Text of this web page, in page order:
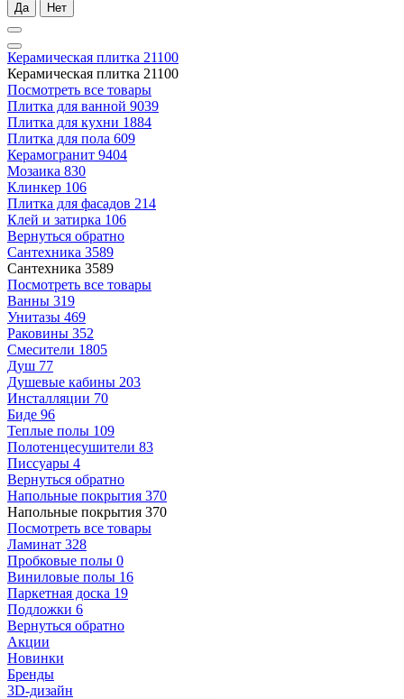
Да Нет
Керамическая плитка 21100
Керамическая плитка 21100
Посмотреть все товары
Плитка для ванной 9039
Плитка для кухни 1884
Плитка для пола 609
Керамогранит 9404
Мозаика 830
Клинкер 106
Плитка для фасадов 214
Клей и затирка 106
Вернуться обратно
Сантехника 3589
Сантехника 3589
Посмотреть все товары
Ванны 319
Унитазы 469
Раковины 352
Смесители 1805
Душ 77
Душевые кабины 203
Инсталляции 70
Биде 96
Теплые полы 109
Полотенцесушители 83
Писсуары 4
Вернуться обратно
Напольные покрытия 370
Напольные покрытия 370
Посмотреть все товары
Ламинат 328
Пробковые полы 0
Виниловые полы 16
Паркетная доска 19
Подложки 6
Вернуться обратно
Акции
Новинки
Бренды
3D-дизайн